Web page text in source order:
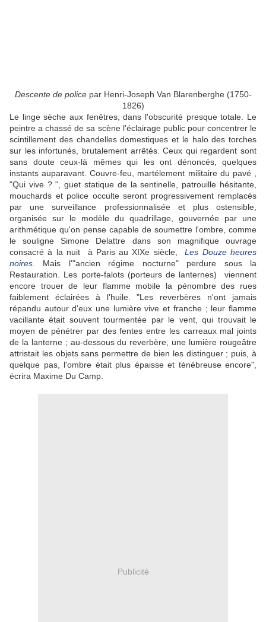
Descente de policepar Henri-Joseph Van Blarenberghe (1750-
1826)
Le linge sèche aux fenêtres, dans l'obscurité presque totale. Le
peintre a chassé de sa scène l'éclairage public pour concentrer le
scintillement des chandelles domestiques et le halo des torches
sur les infortunés, brutalement arrêtés. Ceux qui regardent sont
sans doute ceux-là mêmes qui les ont dénoncés, quelques
instants auparavant. Couvre-feu, martélement militaire du pavé ,
"Qui vive ? ", guet statique de la sentinelle, patrouille hésitante,
mouchards et police occulte seront progressivement remplacés
par une surveillance professionnalisée et plus ostensible,
organisée sur le modèle du quadrillage, gouvernée par une
arithmétique qu'on pense capable de soumettre l'ombre, comme
le souligne Simone Delattre dans son magnifique ouvrage
consacré à la nuit à Paris au XIXe siècle,Les Douze heures
noires . Mais l'"ancien régime nocturne" perdure sous la
Restauration. Les porte-falots (porteurs de lanternes) viennent
encore trouer de leur flamme mobile la pénombre des rues
faiblement éclairées à l'huile. "Les reverbères n'ont jamais
répandu autour d'eux une lumière vive et franche ; leur flamme
vacillante était souvent tourmentée par le vent, qui trouvait le
moyen de pénétrer par des fentes entre les carreaux mal joints
de la lanterne ; au-dessous du reverbère, une lumière rougeâtre
attristait les objets sans permettre de bien les distinguer ; puis, à
quelque pas, l'ombre était plus épaisse et ténébreuse encore",
écrira Maxime Du Camp.
Publicité